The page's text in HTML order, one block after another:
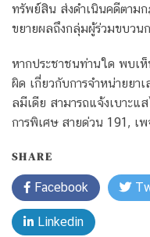
ทรัพย์สิน ส่งดำเนินคดีตาม
ขยายผลถึงกลุ่มผู้ร่วมขบวน
หากประชาชนท่านใด พบเห็
ผิด เกี่ยวกับการจำหน่ายยา
ลมีเดีย สามารถแจ้งเบาะแ
การพิเศษ สายด่วน 191, เ
SHARE
Facebook
Linkedin